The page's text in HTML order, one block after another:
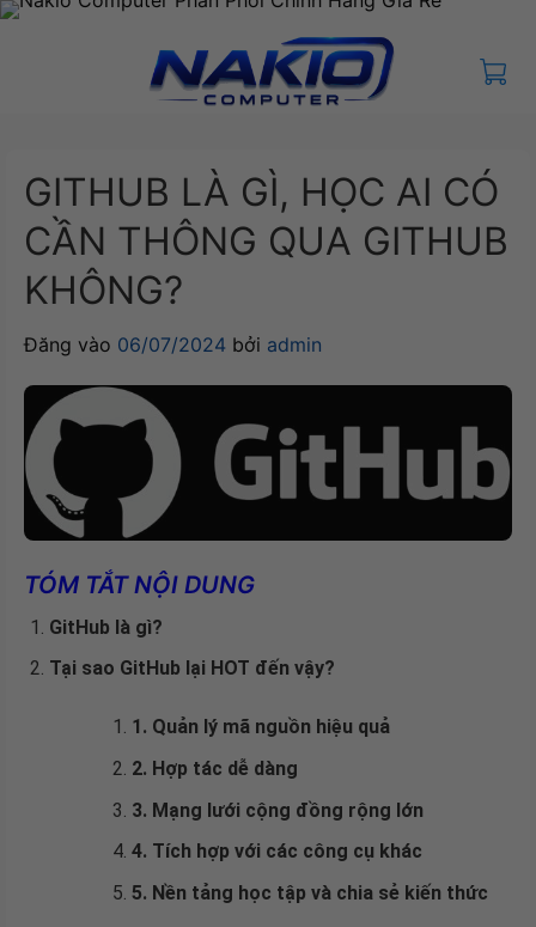
Bỏ
GITHUB LÀ GÌ, HỌC AI CÓ
CẦN THÔNG QUA GITHUB
KHÔNG?
Đăng vào 06/07/2024 bởi admin
TÓM TẮT NỘI DUNG
GitHub là gì?
Tại sao GitHub lại HOT đến vậy?
1. Quản lý mã nguồn hiệu quả
2. Hợp tác dễ dàng
3. Mạng lưới cộng đồng rộng lớn
4. Tích hợp với các công cụ khác
5. Nền tảng học tập và chia sẻ kiến thức